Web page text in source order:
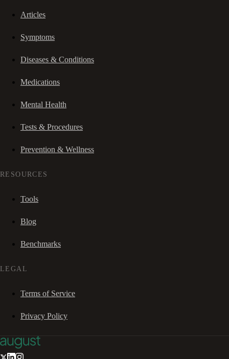
Articles
Symptoms
Diseases & Conditions
Medications
Mental Health
Tests & Procedures
Prevention & Wellness
RESOURCES
Tools
Blog
Benchmarks
LEGAL
Terms of Service
Privacy Policy